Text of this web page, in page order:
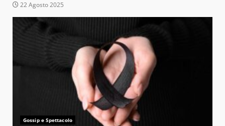
22 Agosto 2025
Gossip e Spettacolo